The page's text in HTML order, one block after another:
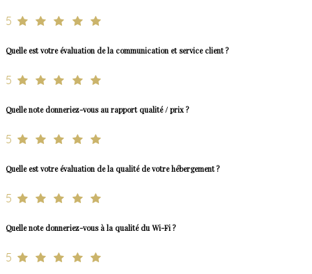
5
Quelle est votre évaluation de la communication et service client ?
5
Quelle note donneriez-vous au rapport qualité / prix ?
5
Quelle est votre évaluation de la qualité de votre hébergement ?
5
Quelle note donneriez-vous à la qualité du Wi-Fi ?
5